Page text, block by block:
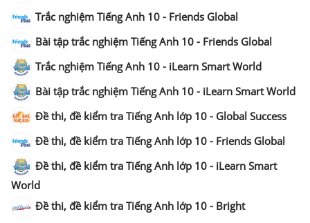
Trắc nghiệm Tiếng Anh 10 - Friends Global
Bài tập trắc nghiệm Tiếng Anh 10 - Friends Global
Trắc nghiệm Tiếng Anh 10 - iLearn Smart World
Bài tập trắc nghiệm Tiếng Anh 10 - iLearn Smart World
Đề thi, đề kiểm tra Tiếng Anh lớp 10 - Global Success
Đề thi, đề kiểm tra Tiếng Anh lớp 10 - Friends Global
Đề thi, đề kiểm tra Tiếng Anh lớp 10 - iLearn Smart
World
Đề thi, đề kiểm tra Tiếng Anh lớp 10 - Bright